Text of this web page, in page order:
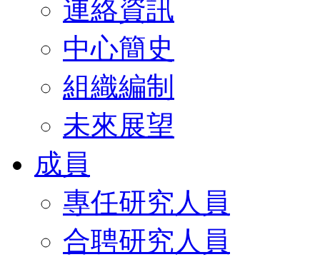
連絡資訊
中心簡史
組織編制
未來展望
成員
專任研究人員
合聘研究人員